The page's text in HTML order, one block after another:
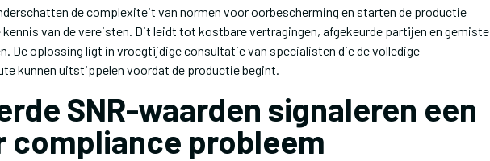
de complexiteit van normen voor oorbescherming en starten de productie
kennis van de vereisten. Dit leidt tot kostbare vertragingen, afgekeurde partijen en gemiste
De oplossing ligt in vroegtijdige consultatie van specialisten die de volledige
kunnen uitstippelen voordat de productie begint.
SNR-waarden signaleren een
compliance probleem